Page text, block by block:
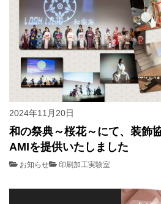
2024年11月20日
和の祭典～桜花～にて、装飾
AMIを提供いたしました
お知らせ 印刷加工実験室